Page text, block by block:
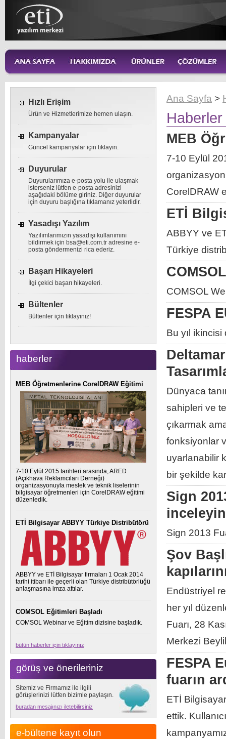
Ana Sayfa >
Haberler
MEB
7-10 Eylül
CorelDRAW
ETİ
ABBYY ve
Türkiye
COMSOL
FESPA
Bu yıl
Dünyaca
sahipleri ve
çıkarmak
fonksiyonlar
uyarlanabilir
bir şekilde
Sign
inceleyin
Sign 2013
Şov
Endüstriyel
her yıl
Fuarı, 28
Merkezi
FESPA
fuarın
ETİ
ettik.
Hızlı Erişim
Ürün ve Hizmetlerimize hemen ulaşın.
Kampanyalar
Güncel kampanyalar için tıklayın.
Duyurular
Duyurularımıza e-posta yolu ile ulaşmak
isterseniz lütfen e-posta adresinizi
aşağıdaki bölüme giriniz. Diğer duyurular
için duyuru başlığına tıklamanız yeterlidir.
Yasadışı Yazılım
Yazılımlarımızın yasadışı kullanımını
bildirmek için bsa@eti.com.tr adresine e-
posta göndermenizi rica ederiz.
Başarı Hikayeleri
İlgi çekici başarı hikayeleri.
Bültenler
Bültenler için tıklayınız!
haberler
MEB Öğretmenlerine CorelDRAW Eğitimi
7-10 Eylül 2015 tarihleri arasında, ARED
(Açıkhava Reklamcıları Derneği)
organizasyonuyla meslek ve teknik liselerinin
bilgisayar öğretmenleri için CorelDRAW eğitimi
düzenledik.
ETİ Bilgisayar ABBYY Türkiye Distribütörü
ABBYY ve ETİ Bilgisayar firmaları 1 Ocak 2014
tarihi itibarı ile geçerli olan Türkiye distribütörlüğü
anlaşmasına imza attılar.
COMSOL Eğitimleri Başladı
COMSOL Webinar ve Eğitim dizisine başladık.
bütün haberler için tıklayınız
görüş ve önerileriniz
Sitemiz ve Firmamız ile ilgili
görüşlerinizi lütfen bizimle paylaşın.
buradan mesajınızı iletebilirsiniz
e-bültene kayıt olun